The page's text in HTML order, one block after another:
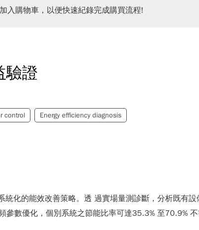
入購物車，以便快速紀錄完成購買流程!
驗證
control Energy efficiency diagnosis
化的能效改善策略。透 過實場量測診斷，分析既有
數優化，個別系統之節能比率可達35.3% 至70.9%